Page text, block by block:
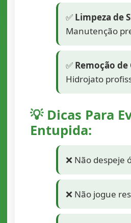
✅ Limpeza de
Manutenção
✅ Remoção
Hidrojato
💡 Dicas Para
Entupida:
❌ Não despeje
❌ Não jogue